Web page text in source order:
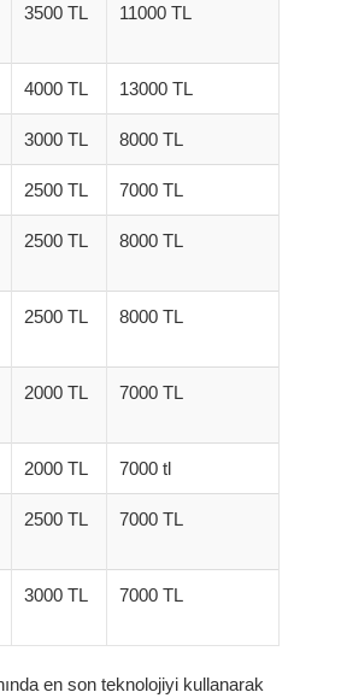
3500 TL 11000 TL
4000 TL 13000 TL
3000 TL 8000 TL
2500 TL 7000 TL
2500 TL 8000 TL
2500 TL 8000 TL
2000 TL 7000 TL
2000 TL 7000 tl
2500 TL 7000 TL
3000 TL 7000 TL
en son teknolojiyi kullanarak